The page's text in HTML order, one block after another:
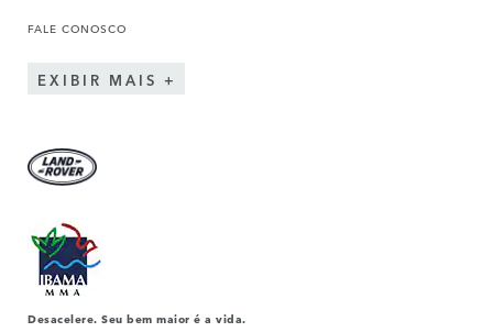
FALE CONOSCO
EXIBIR MAIS
Desacelere. Seu bem maior é a vida.